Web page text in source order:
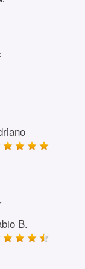
B.